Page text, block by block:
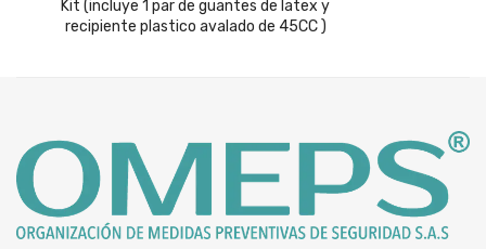
was:
is:
Kit (incluye 1 par de guantes de latex y
recipiente plastico avalado de 45CC )